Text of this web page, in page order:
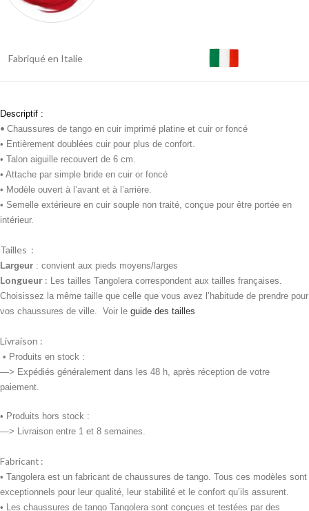
Fabriqué en Italie
Descriptif :
• Chaussures de tango en cuir imprimé platine et cuir or foncé
• Entièrement doublées cuir pour plus de confort.
• Talon aiguille recouvert de 6 cm.
• Attache par simple bride en cuir or foncé
• Modèle ouvert à l’avant et à l’arrière.
• Semelle extérieure en cuir souple non traité, conçue pour être portée en
intérieur.
Tailles :
Largeur : convient aux pieds moyens/larges
Longueur : Les tailles Tangolera correspondent aux tailles françaises.
Choisissez la même taille que celle que vous avez l’habitude de prendre pour
vos chaussures de ville. Voir le guide des tailles
Livraison :
• Produits en stock :
—> Expédiés généralement dans les 48 h, après réception de votre
paiement.
• Produits hors stock :
—> Livraison entre 1 et 8 semaines.
Fabricant :
• Tangolera est un fabricant de chaussures de tango. Tous ces modèles sont
exceptionnels pour leur qualité, leur stabilité et le confort qu’ils assurent.
• Les chaussures de tango Tangolera sont conçues et testées par des